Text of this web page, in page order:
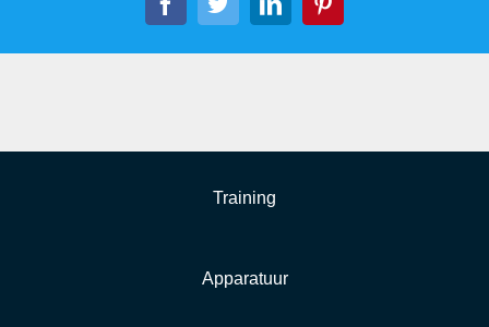
FacebookTwitterLinkedInPinterest
Training
Apparatuur